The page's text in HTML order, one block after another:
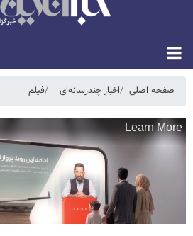
صفحه اصلی اخبار چندرسانه‌ای فیلم